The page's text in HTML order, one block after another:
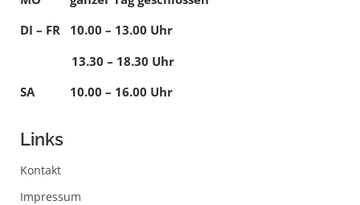
DI – FR 10.00 – 13.00 Uhr
13.30 – 18.30 Uhr
SA 10.00 – 16.00 Uhr
Links
Kontakt
Impressum